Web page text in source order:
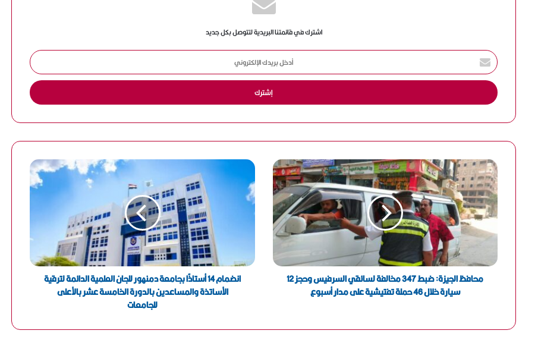
رواية “الحقيقة والحب” للكاتب محمد سامي بشندي: رحلة
تزامنا مع اليوم العالمي للأشخاص ذوي الإعاقة.. جامعة
رئيس مجلس الإدارة ورئيس التحرير ينعيان العميد أسامة
عبدالجواد الشلمة وكيل فرع جهاز الأمن الوطني بالبحيرة
جامعة دمنهور تعقد البرنامج التدريبي” تأهيل المقيمين
على منظومة التميز الحكومي”
رئيس جامعة دمنهور يشهد وضع إكليل من الزهور على قبر
الجندي المجهول احتفالا بالذكرى الــ 52 لانتصارات أكتوبر
اشترك في قائمتنا البريدية لتتوصل بكل جديد
أ
د
خ
ل
د
ا
ل
إ
ل
ك
ت
و
محافظ الجيزة: ضبط 347 مخالفة لسائقي السرفيس وحجز 12
سيارة خلال 46 حملة تفتيشية على مدار أسبوع
انضمام 14 أستاذًا بجامعة دمنهور للجان العلمية الدائمة لترقية
الأساتذة والمساعدين بالدورة الخامسة عشر بالأعلى
للجامعات